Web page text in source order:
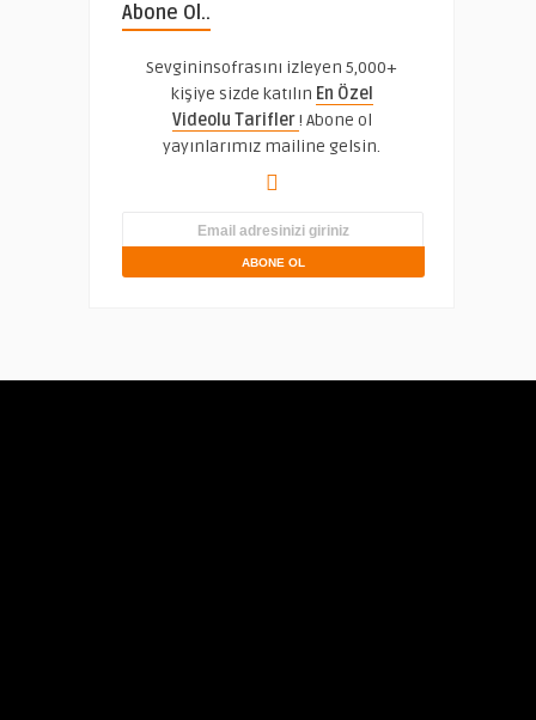
Abone Ol..
Sevgininsofrasını izleyen 5,000+
kişiye sizde katılın En Özel
Videolu Tarifler! Abone ol
yayınlarımız mailine gelsin.